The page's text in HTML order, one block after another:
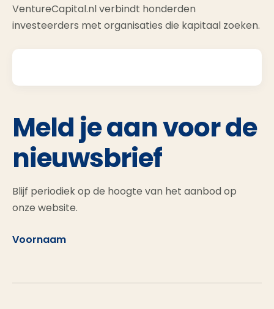
VentureCapital.nl verbindt honderden
investeerders met organisaties die kapitaal zoeken.
Meld je aan voor de
nieuwsbrief
Blijf periodiek op de hoogte van het aanbod op
onze website.
Voornaam